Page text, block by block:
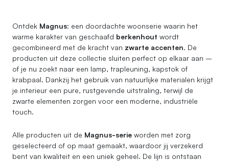
Ontdek Magnus: een doordachte woonserie waarin het
warme karakter van geschaafd berkenhout wordt
gecombineerd met de kracht van zwarte accenten. De
producten uit deze collectie sluiten perfect op elkaar aan –
of je nu zoekt naar een lamp, trapleuning, kapstok of
krabpaal. Dankzij het gebruik van natuurlijke materialen krijgt
je interieur een pure, rustgevende uitstraling, terwijl de
zwarte elementen zorgen voor een moderne, industriële
touch.
Alle producten uit de Magnus-serie worden met zorg
geselecteerd of op maat gemaakt, waardoor jij verzekerd
bent van kwaliteit en een uniek geheel. De lijn is ontstaan